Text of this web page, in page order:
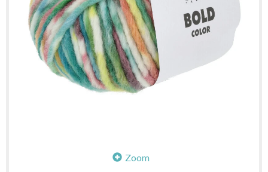
Zoom